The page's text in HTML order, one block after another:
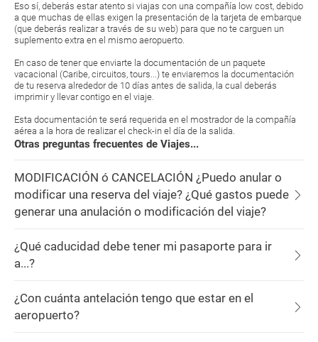
Eso sí, deberás estar atento si viajas con una compañía low cost, debido
a que muchas de ellas exigen la presentación de la tarjeta de embarque
(que deberás realizar a través de su web) para que no te carguen un
suplemento extra en el mismo aeropuerto.
En caso de tener que enviarte la documentación de un paquete
vacacional (Caribe, circuitos, tours...) te enviaremos la documentación
de tu reserva alrededor de 10 días antes de salida, la cual deberás
imprimir y llevar contigo en el viaje.
Esta documentación te será requerida en el mostrador de la compañía
aérea a la hora de realizar el check-in el día de la salida.
Otras preguntas frecuentes de Viajes...
MODIFICACIÓN ó CANCELACIÓN ¿Puedo anular o
modificar una reserva del viaje? ¿Qué gastos puede
generar una anulación o modificación del viaje?
¿Qué caducidad debe tener mi pasaporte para ir
a...?
¿Con cuánta antelación tengo que estar en el
aeropuerto?